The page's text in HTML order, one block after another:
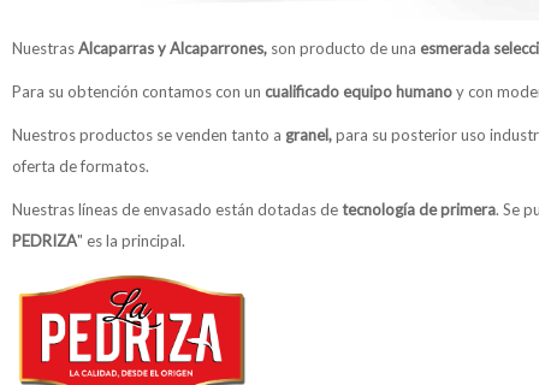
NuestrasAlcaparras y Alcaparrones, son producto de una esmerada
Para su obtención contamos con un cualificado equipo humanoy con
Nuestros productos se venden tanto a granel,para su posterior uso
oferta de formatos.
Nuestras líneas de envasado están dotadas detecnología deprimera. Se
PEDRIZA" es la principal.